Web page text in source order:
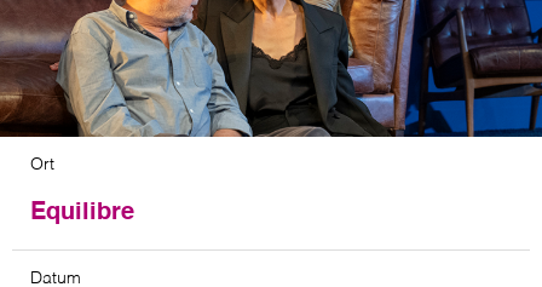
Ort
Equilibre
Datum